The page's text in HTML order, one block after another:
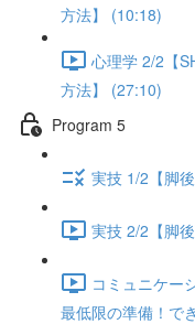
方法】 (10:18)
心理学 2/2【
方法】 (27:10)
Program 5
実技 1/2【脚
実技 2/2【脚
コミュニケー
最低限の準備！で